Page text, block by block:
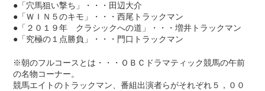
●「穴馬狙い撃ち」・・・田辺大介
●「ＷＩＮ５のキモ」・・・西尾トラックマン
●「２０１９年 クラシックへの道」・・・増井トラックマン
●「究極の１点勝負」・・・門口トラックマン
※朝のフルコースとは・・・ＯＢＣドラマティック競馬の午前
の名物コーナー。
競馬エイトのトラックマン、番組出演者らがそれぞれ５，００